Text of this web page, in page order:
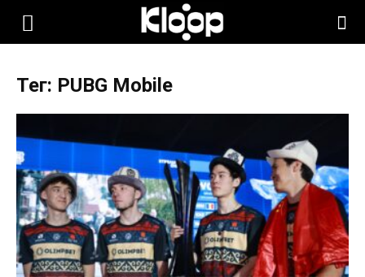
KLOOP.KG
Новости
Кыргызстана
Тег: PUBG Mobile